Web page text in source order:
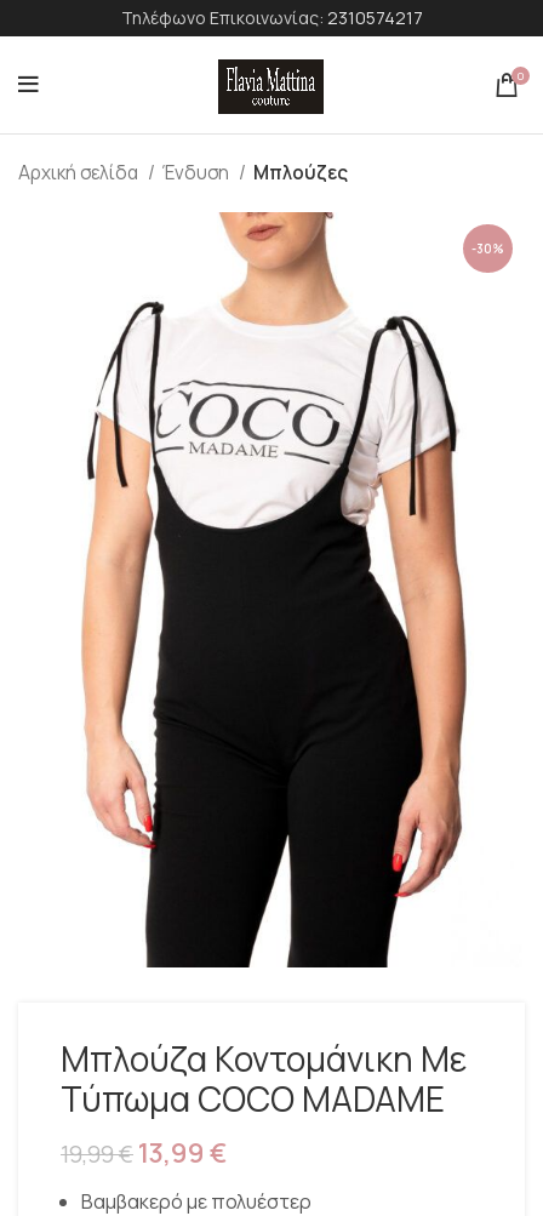
Τηλέφωνο Επικοινωνίας: 2310574217
0
Αρχική σελίδα Ένδυση Μπλούζες
-30%
Μπλούζα Κοντομάνικη Με
Τύπωμα COCO MADAME
19,99€13,99 €
Βαμβακερό με πολυέστερ